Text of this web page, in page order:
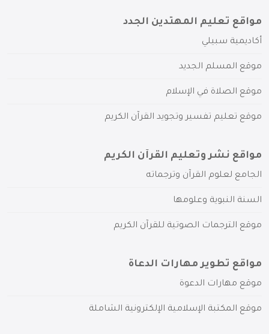
مواقع تعليم المهتدين الجدد
أكاديمية سبيلي
موقع المسلم الجديد
موقع الصلاة في الإسلام
موقع تعليم تفسير وتجويد القرآن الكريم
مواقع نشر وتعليم القرآن الكريم
الجامع لعلوم القرآن وترجماته
السنة النبوية وعلومها
موقع الترجمات الصوتية للقرآن الكريم
مواقع تطوير مهارات الدعاة
موقع مهارات الدعوة
موقع المكتبة الإسلامية الإلكترونية الشاملة